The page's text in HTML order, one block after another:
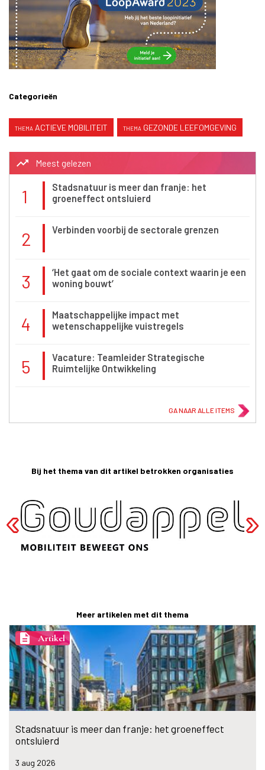
Categorieën
ACTIEVE MOBILITEIT GEZONDE LEEFOMGEVING
trending_up Meest gelezen
1
Stadsnatuur is meer dan franje: het
groeneffect ontsluierd
2 Verbinden voorbij de sectorale grenzen
3
‘Het gaat om de sociale context waarin je een
woning bouwt’
4
Maatschappelijke impact met
wetenschappelijke vuistregels
5
Vacature: Teamleider Strategische
Ruimtelijke Ontwikkeling
GA NAAR ALLE ITEMS
Bij het thema van dit artikel betrokken organisaties
Meer artikelen met dit thema
description Artikel
Stadsnatuur is meer dan franje: het groeneffect
ontsluierd
3 aug 2026